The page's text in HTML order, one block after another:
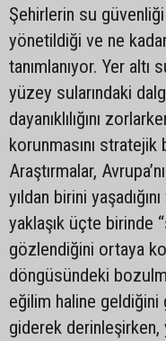
Şehirlerin su
yönetildiği ve ne
tanımlanıyor. Yer
yüzey sularındaki
dayanıklılığını
korunmasını
Araştırmalar,
yıldan birini
yaklaşık üçte birinde
gözlendiğini ortaya
döngüsündeki
eğilim haline geldiğini
giderek